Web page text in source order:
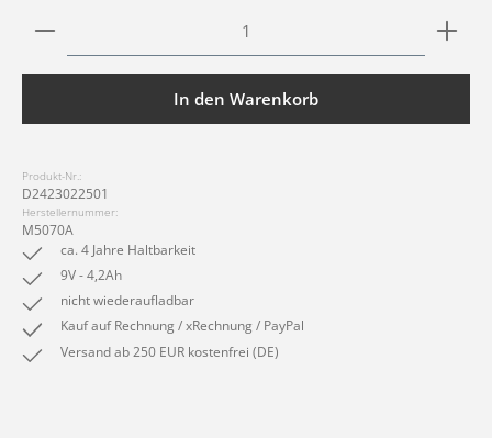
Produkt Anzahl: Gib den gewünschten Wert ein
In den Warenkorb
Produkt-Nr.:
D2423022501
Herstellernummer:
M5070A
ca. 4 Jahre Haltbarkeit
9V - 4,2Ah
nicht wiederaufladbar
Kauf auf Rechnung / xRechnung / PayPal
Versand ab 250 EUR kostenfrei (DE)